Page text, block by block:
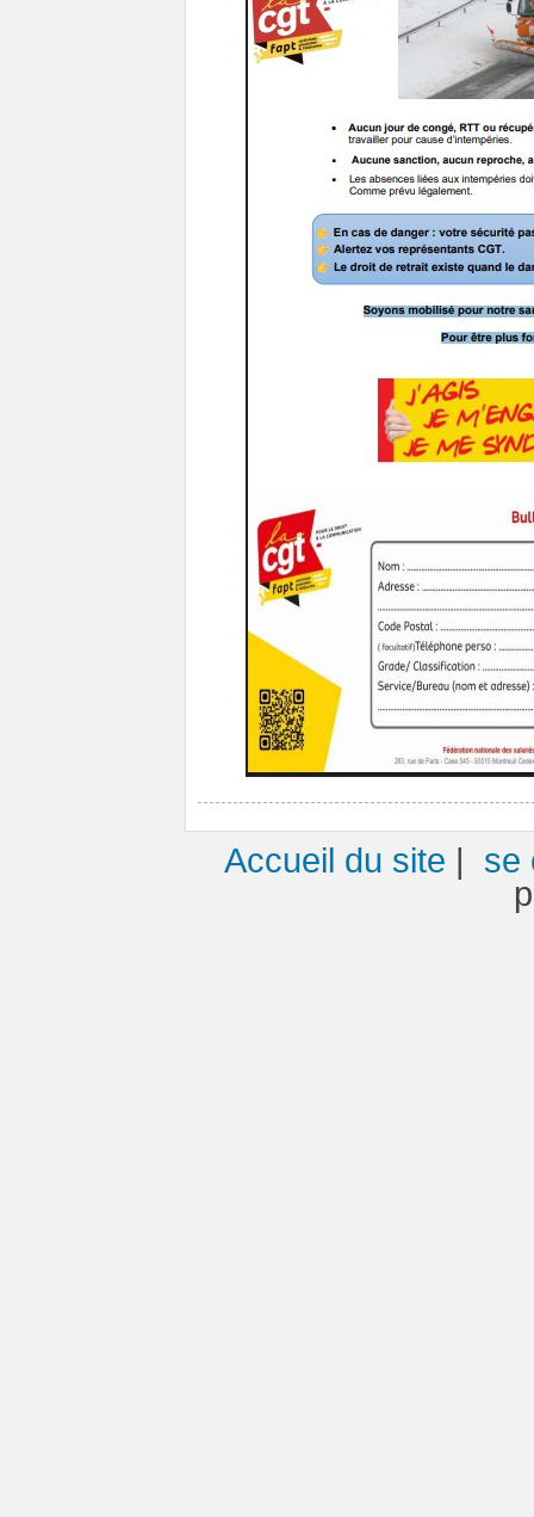
Accueil du site | se